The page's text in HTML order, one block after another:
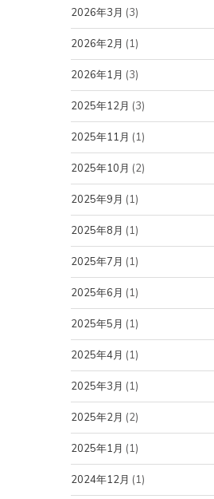
2026年3月 (3)
2026年2月 (1)
2026年1月 (3)
2025年12月 (3)
2025年11月 (1)
2025年10月 (2)
2025年9月 (1)
2025年8月 (1)
2025年7月 (1)
2025年6月 (1)
2025年5月 (1)
2025年4月 (1)
2025年3月 (1)
2025年2月 (2)
2025年1月 (1)
2024年12月 (1)